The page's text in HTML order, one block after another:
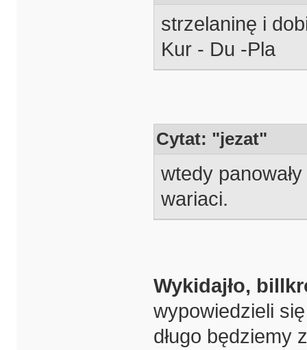
strzelaninę i
Kur - Du -Pla
Cytat: "jezat"
wtedy
wariaci.
Wykidajło,
wypowiedzieli
długo będziemy